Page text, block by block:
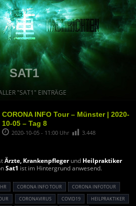
SAT1
"SAT1" EINTRÄGE
CORONA INFO Tour – Münster | 2020-
10-05 – Tag 8
2020-10-05 - 11:00 Uhr 3.448
Ärzte, Krankenpflegerund Heilpraktiker
Sat1 ist im Hintergrund anwesend.
CORONA INFO TOUR
CORONA INFOTOUR
CORONAVIRUS COVID19
HEILPRAKTIKER